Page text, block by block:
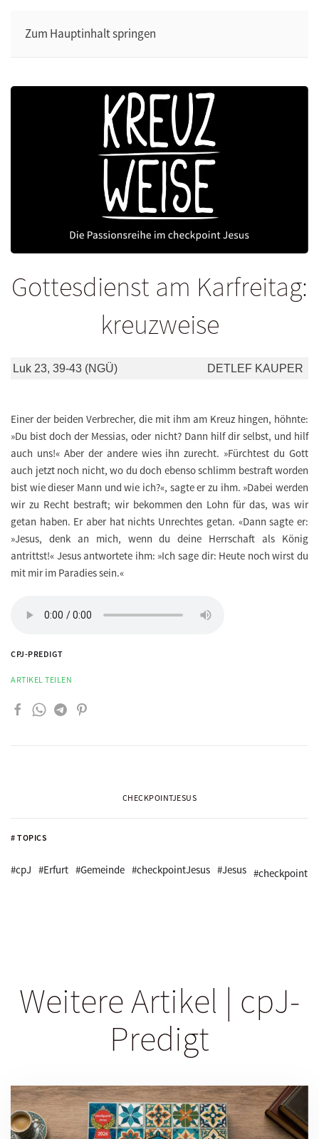
Zum Hauptinhalt springen
# TOPICS
#cpJ #Erfurt #Gemeinde #checkpointJesus #Jesus #checkpoint
Gottesdienst am Karfreitag:
kreuzweise
Luk 23, 39-43 (NGÜ) DETLEF KAUPER
Einer der beiden Verbrecher, die mit ihm am Kreuz hingen, höhnte:
»Du bist doch der Messias, oder nicht? Dann hilf dir selbst, und hilf
auch uns!« Aber der andere wies ihn zurecht. »Fürchtest du Gott
auch jetzt noch nicht, wo du doch ebenso schlimm bestraft worden
bist wie dieser Mann und wie ich?«, sagte er zu ihm. »Dabei werden
wir zu Recht bestraft; wir bekommen den Lohn für das, was wir
getan haben. Er aber hat nichts Unrechtes getan. «Dann sagte er:
»Jesus, denk an mich, wenn du deine Herrschaft als König
antrittst!« Jesus antwortete ihm: »Ich sage dir: Heute noch wirst du
mit mir im Paradies sein.«
CPJ-PREDIGT
ARTIKEL TEILEN
CHECKPOINTJESUS
Weitere Artikel | cpJ-
Predigt